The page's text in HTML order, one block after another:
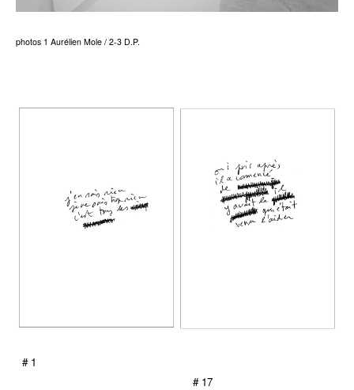
photos 1 Aurélien Mole / 2-3 D.P.
# 1
# 17